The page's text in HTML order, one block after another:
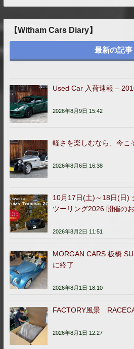
シ
ン
【Witham Cars Diary】
最新の記事
Used Car 入荷速報 –
2026年8月9日 15:42
軽さを楽しむなら、今こ
2026年8月6日 16:38
10月17日(土)～18日(日)
ツーリング2026 開催の
2026年8月2日 11:51
MORGAN CARS 板橋
に終了
2026年8月1日 18:10
FACTORY風景
2026年8月1日 12:27